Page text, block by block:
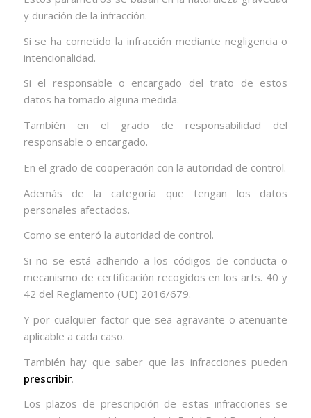
y duración de la infracción.
Si se ha cometido la infracción mediante negligencia o
intencionalidad.
Si el responsable o encargado del trato de estos
datos ha tomado alguna medida.
También en el grado de responsabilidad del
responsable o encargado.
En el grado de cooperación con la autoridad de control.
Además de la categoría que tengan los datos
personales afectados.
Como se enteró la autoridad de control.
Si no se está adherido a los códigos de conducta o
mecanismo de certificación recogidos en los arts. 40 y
42 del Reglamento (UE) 2016/679.
Y por cualquier factor que sea agravante o atenuante
aplicable a cada caso.
También hay que saber que las infracciones pueden
prescribir.
Los plazos de prescripción de estas infracciones se